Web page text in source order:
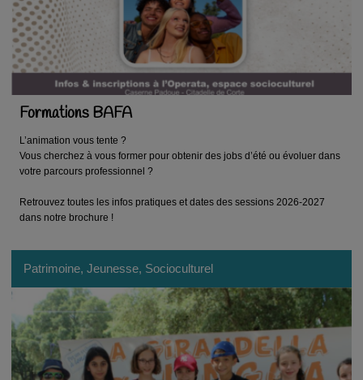
Formations BAFA
L’animation vous tente ?
Vous cherchez à vous former pour obtenir des jobs d’été ou évoluer dans
votre parcours professionnel ?
Retrouvez toutes les infos pratiques et dates des sessions 2026-2027
dans notre brochure !
Patrimoine, Jeunesse, Socioculturel